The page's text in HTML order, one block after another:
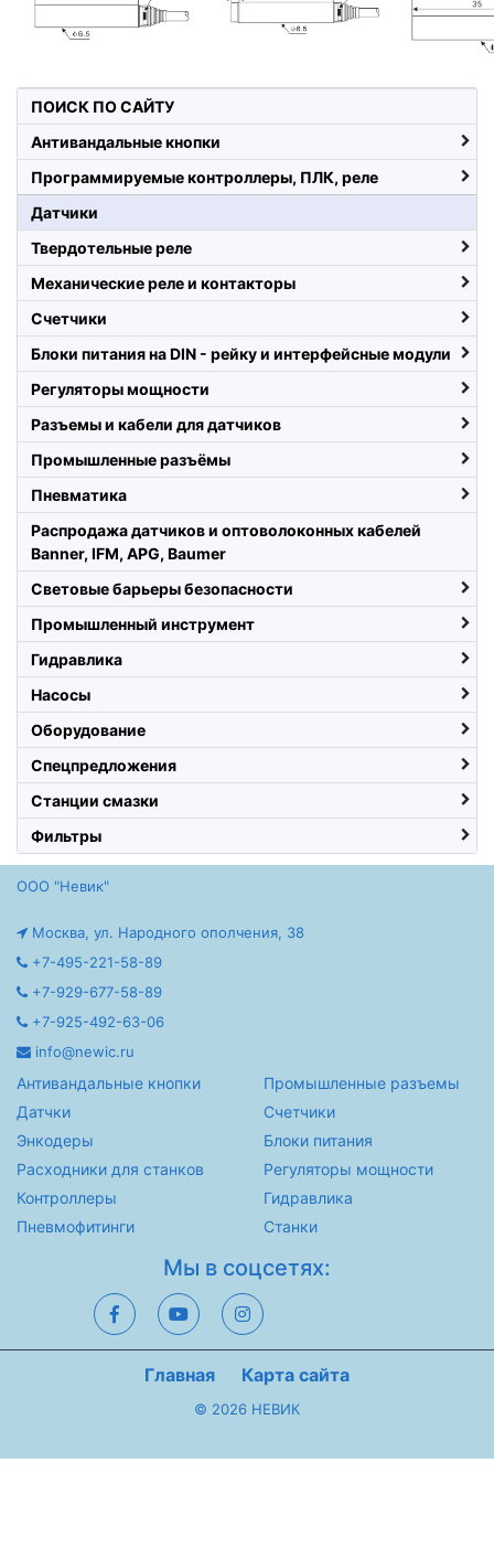
ПОИСК ПО САЙТУ
Антивандальные кнопки
Программируемые контроллеры, ПЛК, реле
Датчики
Твердотельные реле
Механические реле и контакторы
Счетчики
Блоки питания на DIN - рейку и интерфейсные модули
Регуляторы мощности
Разъемы и кабели для датчиков
Промышленные разъёмы
Пневматика
Распродажа датчиков и оптоволоконных кабелей
Banner, IFM, APG, Baumer
Световые барьеры безопасности
Промышленный инструмент
Гидравлика
Насосы
Оборудование
Спецпредложения
Станции смазки
Фильтры
ООО "Невик"
Москва, ул. Народного ополчения, 38
+7-495-221-58-89
+7-929-677-58-89
+7-925-492-63-06
info@newic.ru
Антивандальные кнопки
Датчки
Энкодеры
Расходники для станков
Контроллеры
Пневмофитинги
Промышленные разъемы
Счетчики
Блоки питания
Регуляторы мощности
Гидравлика
Станки
Мы в соцсетях:
Главная Карта сайта
© 2026 НЕВИК